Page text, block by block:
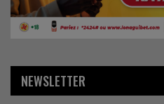
NEWSLETTER